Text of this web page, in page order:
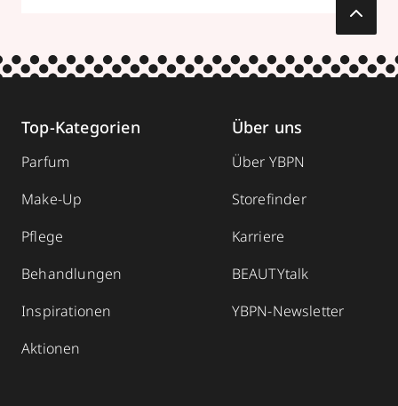
Top-Kategorien
Parfum
Make-Up
Pflege
Behandlungen
Inspirationen
Aktionen
Über uns
Über YBPN
Storefinder
Karriere
BEAUTYtalk
YBPN-Newsletter